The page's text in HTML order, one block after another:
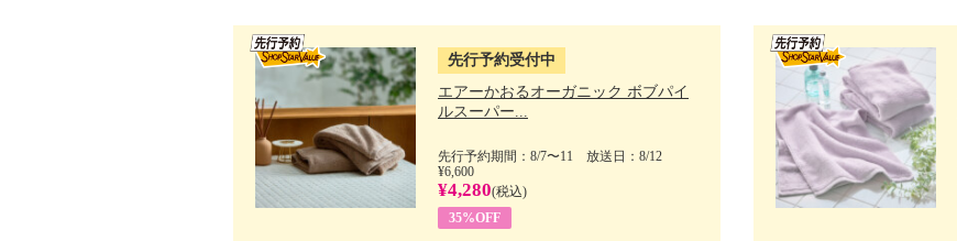
先行予約受付中
エアーかおるオーガニック ボブパイ
ルスーパー...
先行予約期間：8/7〜11 放送日：8/12
¥6,600
¥4,280(税込)
35%OFF